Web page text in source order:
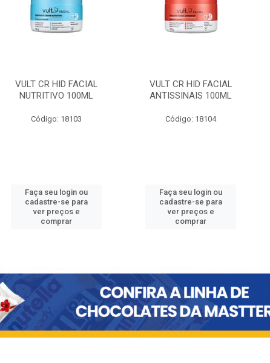
VULT CR HID FACIAL
NUTRITIVO 100ML
Código: 18103
Faça seu login ou
cadastre-se para
ver preços e
comprar
VULT CR HID FACIAL
ANTISSINAIS 100ML
Código: 18104
Faça seu login ou
cadastre-se para
ver preços e
comprar